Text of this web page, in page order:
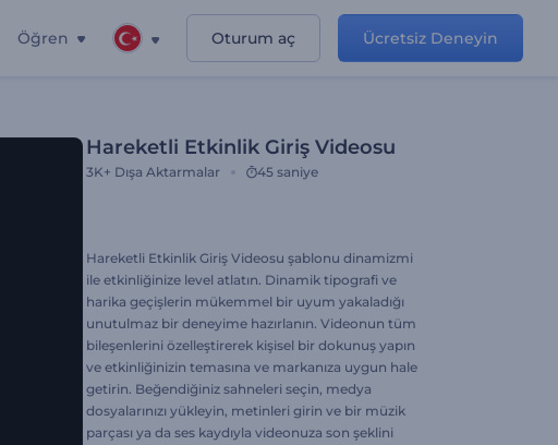
Öğren Oturum aç Ücretsiz Deneyin
Hareketli Etkinlik Giriş Videosu
3K+ Dışa Aktarmalar 45 saniye
Hareketli Etkinlik Giriş Videosu şablonu dinamizmi
ile etkinliğinize level atlatın. Dinamik tipografi ve
harika geçişlerin mükemmel bir uyum yakaladığı
unutulmaz bir deneyime hazırlanın. Videonun tüm
bileşenlerini özelleştirerek kişisel bir dokunuş yapın
ve etkinliğinizin temasına ve markanıza uygun hale
getirin. Beğendiğiniz sahneleri seçin, medya
dosyalarınızı yükleyin, metinleri girin ve bir müzik
parçası ya da ses kaydıyla videonuza son şeklini